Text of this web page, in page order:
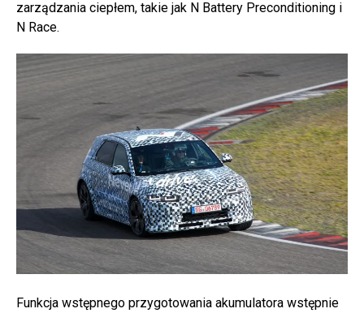
zarządzania ciepłem, takie jak N Battery Preconditioning i
N Race.
Funkcja wstępnego przygotowania akumulatora wstępnie